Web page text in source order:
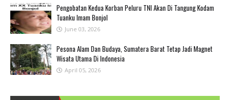
Pengobatan Kedua Korban Peluru TNI Akan Di Tangung Kodam
Tuanku Imam Bonjol
June 03, 2026
Pesona Alam Dan Budaya, Sumatera Barat Tetap Jadi Magnet
Wisata Utama Di Indonesia
April 05, 2026